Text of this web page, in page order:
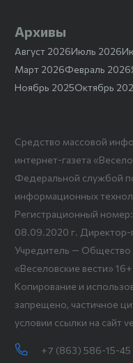
Архивы
Август 2026Июль 2026
Март 2026Февраль 2026
Ноябрь 2025Октябрь
Средство массовой
интернет-газета
Федеральной службой
информационных
Регистрационный
08.09.2020 г. Директор-
Учредитель — Общество
«Веселовские вести»
Копирование и
запрещено, частичное
условии ссылки на сайт
+7 (863) 586-15-45